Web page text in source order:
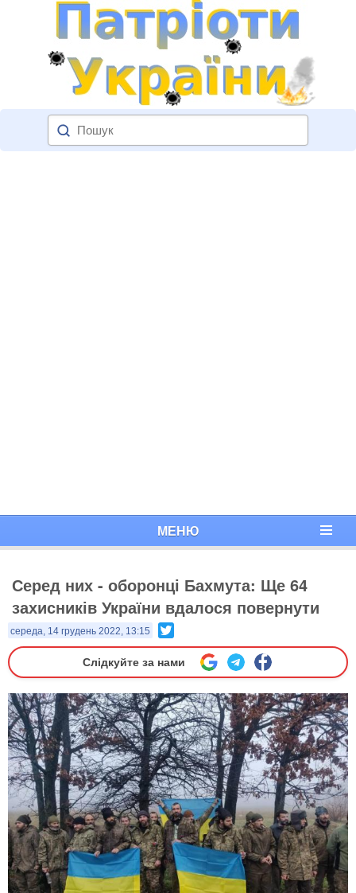
МЕНЮ
Серед них - оборонці Бахмута: Ще 64
захисників України вдалося повернути
середа, 14 грудень 2022, 13:15
Слідкуйте за нами